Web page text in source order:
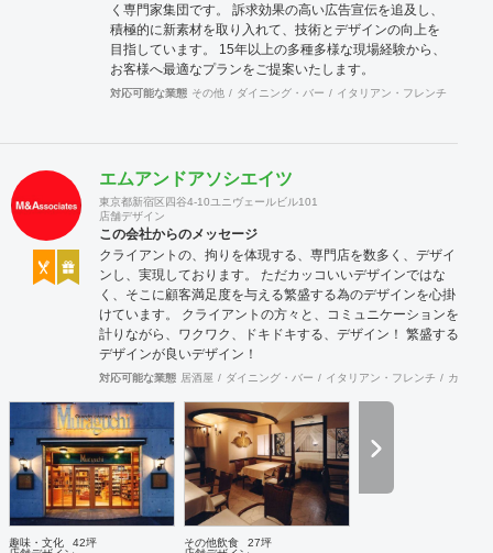
く専門家集団です。 訴求効果の高い広告宣伝を追及し、
積極的に新素材を取り入れて、技術とデザインの向上を
目指しています。 15年以上の多種多様な現場経験から、
お客様へ最適なプランをご提案いたします。
対応可能な業態 その他 ダイニング・バー イタリアン・フレンチ
エムアンドアソシエイツ
東京都新宿区四谷4-10ユニヴェールビル101
店舗デザイン
この会社からのメッセージ
クライアントの、拘りを体現する、専門店を数多く、デザイ
ンし、実現しております。 ただカッコいいデザインではな
く、そこに顧客満足度を与える繁盛する為のデザインを心掛
けています。 クライアントの方々と、コミュニケーションを
計りながら、ワクワク、ドキドキする、デザイン！ 繁盛する
デザインが良いデザイン！
対応可能な業態 居酒屋 ダイニング・バー イタリアン・フレンチ カフェ
趣味・文化
42坪
その他飲食
27坪